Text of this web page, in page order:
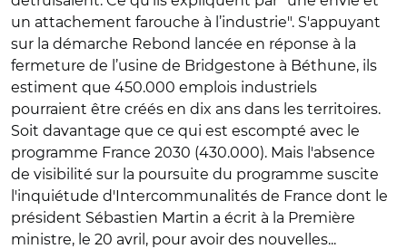
un attachement farouche à l’industrie". S'appuyant
sur la démarche Rebond lancée en réponse à la
fermeture de l’usine de Bridgestone à Béthune, ils
estiment que 450.000 emplois industriels
pourraient être créés en dix ans dans les territoires.
Soit davantage que ce qui est escompté avec le
programme France 2030 (430.000). Mais l'absence
de visibilité sur la poursuite du programme suscite
l'inquiétude d'Intercommunalités de France dont le
président Sébastien Martin a écrit à la Première
ministre, le 20 avril, pour avoir des nouvelles...